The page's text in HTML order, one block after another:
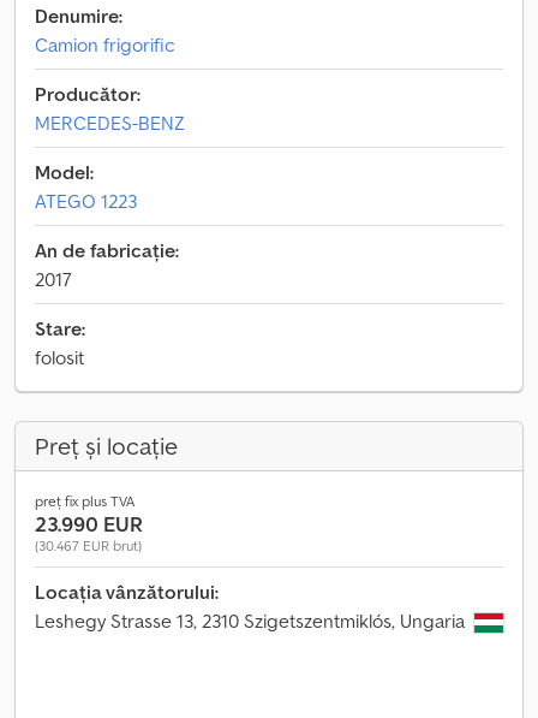
Denumire:
Camion frigorific
Producător:
MERCEDES-BENZ
Model:
ATEGO 1223
An de fabricație:
2017
Stare:
folosit
Preț și locație
preț fix plus TVA
23.990 EUR
(30.467 EUR brut)
Locația vânzătorului:
Leshegy Strasse 13, 2310 Szigetszentmiklós, Ungaria